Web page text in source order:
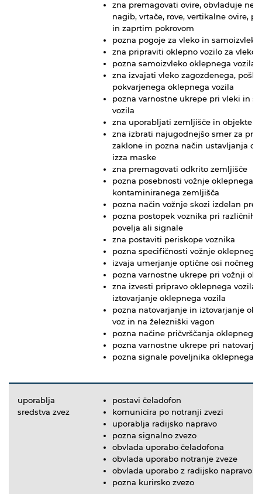
zna premagovati ovire, obvladuje
nagib, vrtače, rove, vertikalne ovire,
in zaprtim pokrovom
pozna pogoje za vleko in
zna pripraviti oklepno vozilo za vleko
pozna samoizvleko oklepnega vozila
zna izvajati vleko zagozdenega,
pokvarjenega oklepnega vozila
pozna varnostne ukrepe pri vleki in
vozila
zna uporabljati zemljišče in objekte
zna izbrati najugodnejšo smer za
zaklone in pozna način ustavljanja
izza maske
zna premagovati odkrito zemljišče
pozna posebnosti vožnje oklepnega
kontaminiranega zemljišča
pozna način vožnje skozi izdelan
pozna postopek voznika pri različnih
povelja ali signale
zna postaviti periskope voznika
pozna specifičnosti vožnje oklepnega
izvaja umerjanje optične osi nočnega
pozna varnostne ukrepe pri vožnji
zna izvesti pripravo oklepnega vozila
iztovarjanje oklepnega vozila
pozna natovarjanje in iztovarjanje
voz in na železniški vagon
pozna načine pričvrščanja oklepnega
pozna varnostne ukrepe pri
pozna signale poveljnika oklepnega
uporablja
sredstva zvez
postavi čeladofon
komunicira po notranji zvezi
uporablja radijsko napravo
pozna signalno zvezo
obvlada uporabo čeladofona
obvlada uporabo notranje zveze
obvlada uporabo z radijsko napravo
pozna kurirsko zvezo